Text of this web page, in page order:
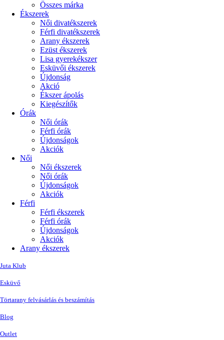
Összes márka
Ékszerek
Női divatékszerek
Férfi divatékszerek
Arany ékszerek
Ezüst ékszerek
Lisa gyerekékszer
Esküvői ékszerek
Újdonság
Akció
Ékszer ápolás
Kiegészítők
Órák
Női órák
Férfi órák
Újdonságok
Akciók
Női
Női ékszerek
Női órák
Újdonságok
Akciók
Férfi
Férfi ékszerek
Férfi órák
Újdonságok
Akciók
Arany ékszerek
Juta Klub
Esküvő
Törtarany felvásárlás és beszámítás
Blog
Outlet